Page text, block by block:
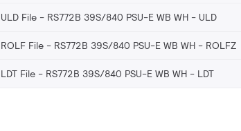
ULD File - RS772B 39S/840 PSU-E WB WH ULD
ROLF File - RS772B 39S/840 PSU-E WB WH ROLFZ
LDT File - RS772B 39S/840 PSU-E WB WH LDT